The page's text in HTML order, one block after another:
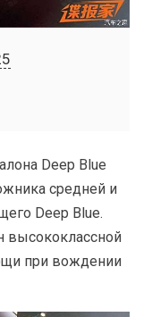
Deep Blue
средней и
Deep Blue.
высококлассной
при вождении